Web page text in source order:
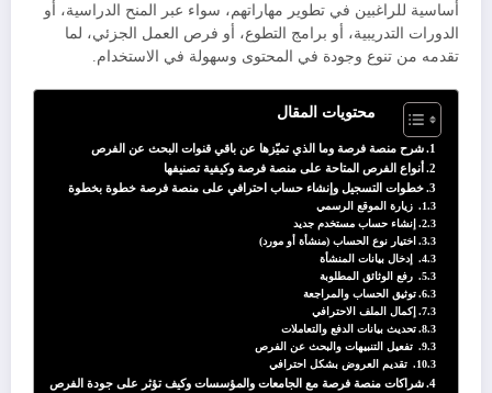
أساسية للراغبين في تطوير مهاراتهم، سواء عبر المنح الدراسية، أو
الدورات التدريبية، أو برامج التطوع، أو فرص العمل الجزئي، لما
تقدمه من تنوع وجودة في المحتوى وسهولة في الاستخدام.
محتويات المقال
شرح منصة فرصة وما الذي تميّزها عن باقي قنوات البحث عن الفرص
أنواع الفرص المتاحة على منصة فرصة وكيفية تصنيفها
خطوات التسجيل وإنشاء حساب احترافي على منصة فرصة خطوة بخطوة
زيارة الموقع الرسمي
إنشاء حساب مستخدم جديد
اختيار نوع الحساب (منشأة أو مورد)
إدخال بيانات المنشأة
رفع الوثائق المطلوبة
توثيق الحساب والمراجعة
إكمال الملف الاحترافي
تحديث بيانات الدفع والتعاملات
تفعيل التنبيهات والبحث عن الفرص
تقديم العروض بشكل احترافي
شراكات منصة فرصة مع الجامعات والمؤسسات وكيف تؤثر على جودة الفرص